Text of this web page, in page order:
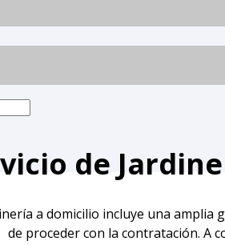
de
a domicilio incluye una amplia
de proceder con la contratación. A